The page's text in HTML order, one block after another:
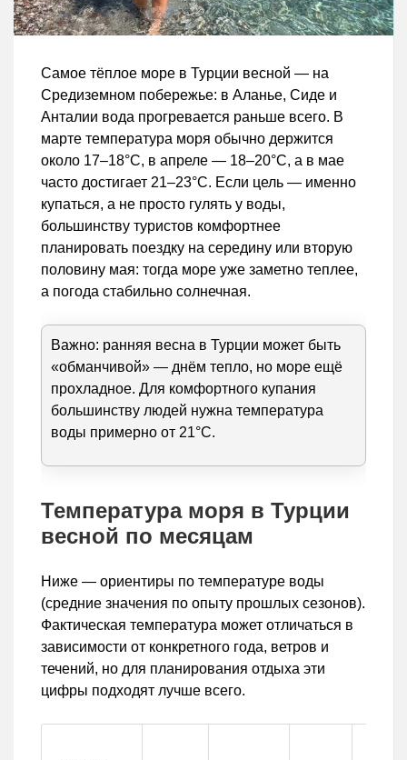
Самое тёплое море в Турции весной — на
Средиземном побережье: в Аланье, Сиде и
Анталии вода прогревается раньше всего. В
марте температура моря обычно держится
около 17–18°C, в апреле — 18–20°C, а в мае
часто достигает 21–23°C. Если цель — именно
купаться, а не просто гулять у воды,
большинству туристов комфортнее
планировать поездку на середину или вторую
половину мая: тогда море уже заметно теплее,
а погода стабильно солнечная.
Важно: ранняя весна в Турции может быть
«обманчивой» — днём тепло, но море ещё
прохладное. Для комфортного купания
большинству людей нужна температура
воды примерно от 21°C.
Температура моря в Турции
весной по месяцам
Ниже — ориентиры по температуре воды
(средние значения по опыту прошлых сезонов).
Фактическая температура может отличаться в
зависимости от конкретного года, ветров и
течений, но для планирования отдыха эти
цифры подходят лучше всего.